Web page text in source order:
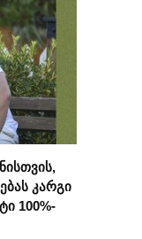
კარგი
100%-